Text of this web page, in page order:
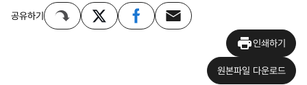
공유하기
인쇄하기
원본파일 다운로드